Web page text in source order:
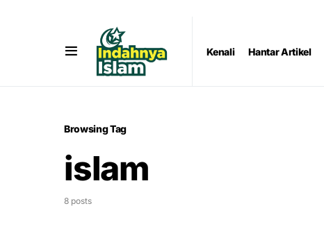
Kenali Hantar Artikel
Browsing Tag
islam
8 posts